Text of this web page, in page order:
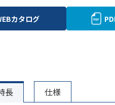
カタログ
長 仕様